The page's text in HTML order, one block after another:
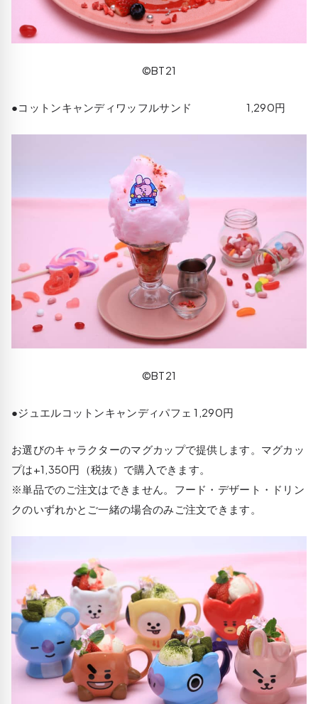
©BT21
●コットンキャンディワッフルサンド 1,290円
©BT21
●ジュエルコットンキャンディパフェ 1,290円
お選びのキャラクターのマグカップで提供します。マグカッ
プは+1,350円（税抜）で購入できます。
※単品でのご注文はできません。フード・デザート・ドリン
クのいずれかとご一緒の場合のみご注文できます。